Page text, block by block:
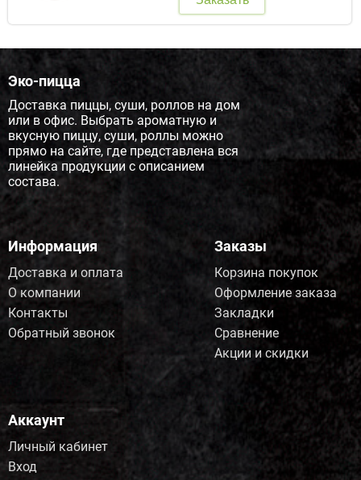
Эко-пицца
Доставка пиццы, суши, роллов на дом
или в офис. Выбрать ароматную и
вкусную пиццу, суши, роллы можно
прямо на сайте, где представлена вся
линейка продукции с описанием
состава.
Информация
Доставка и оплата
О компании
Контакты
Обратный звонок
Заказы
Корзина покупок
Оформление заказа
Закладки
Сравнение
Акции и скидки
Аккаунт
Личный кабинет
Вход